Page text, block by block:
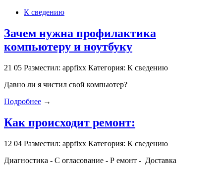
К сведению
Зачем нужна профилактика
компьютеру и ноутбуку
21 05 Разместил: appfixx Категория: К сведению
Давно ли я чистил свой компьютер?
Подробнее →
Как происходит ремонт:
12 04 Разместил: appfixx Категория: К сведению
Диагностика - С огласование - Р емонт - Доставка